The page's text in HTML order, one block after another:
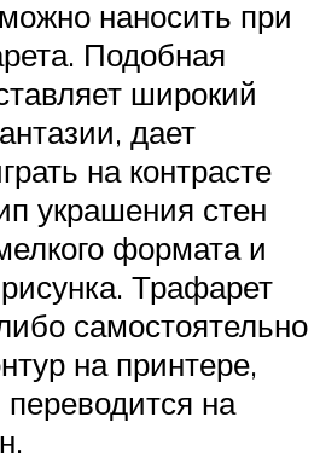
наносить при
Подобная
широкий
дает
на контрасте
украшения стен
формата и
Трафарет
самостоятельно
на принтере,
на